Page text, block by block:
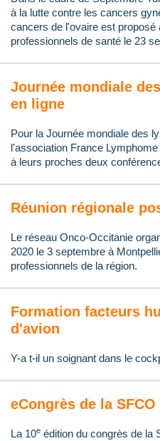
à la lutte contre les cancers
cancers de l'ovaire est proposé
professionnels de santé le 23
Journée mondiale
en ligne
Pour la Journée mondiale des
l'association France
à leurs proches deux
Réunion régionale
Le réseau Onco-Occitanie
2020 le 3 septembre à
professionnels de la région.
Formation facteurs
d'avion
Y-a t-il un soignant dans le
eCongrès de la SFCO
La 10e édition du congrès de la